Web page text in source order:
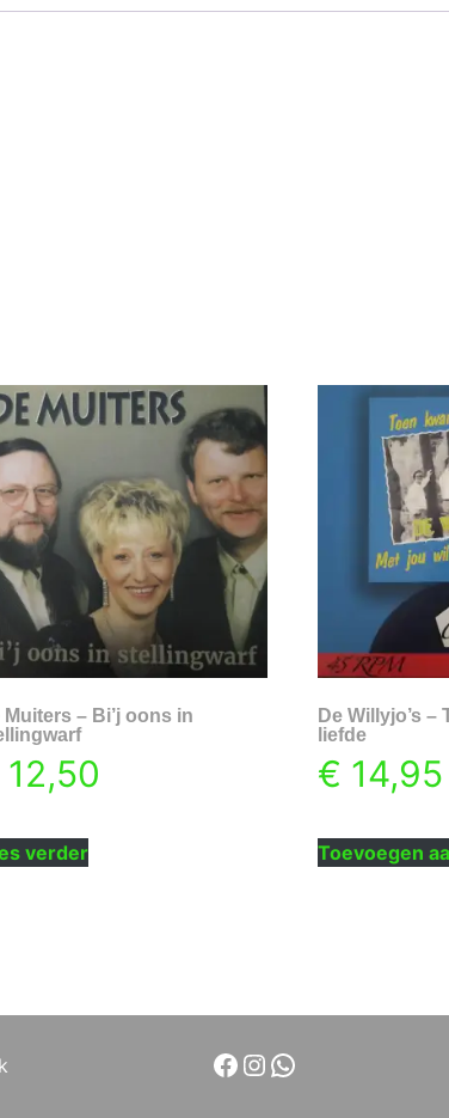
Muiters – Bi’j oons in
12,50
verder
De Willyjo’s –
liefde
€ 14,95
Toevoegen
Facebook
Instagram
WhatsApp